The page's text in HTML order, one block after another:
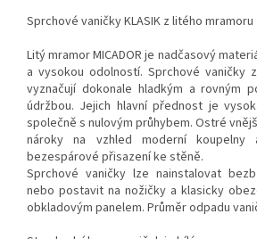
Sprchové vaničky KLASIK z litého mramoru
Litý mramor MICADOR je nadčasový
a vysokou odolností. Sprchové vaničky
vyznačují dokonale hladkým a rovným
údržbou. Jejich hlavní přednost je
společně s nulovým průhybem. Ostré
nároky na vzhled moderní koupelny
bezespárové přisazení ke stěně.
Sprchové vaničky lze nainstalovat
nebo postavit na nožičky a klasicky
obkladovým panelem. Průměr odpadu